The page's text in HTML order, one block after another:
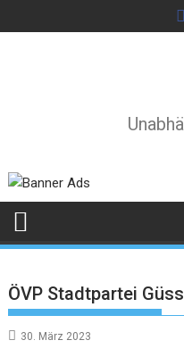
to
ÖVP Stadtpartei
30. März 2023